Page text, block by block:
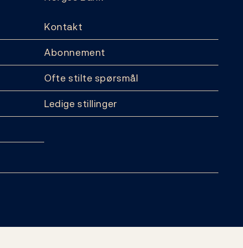
Kontakt
Abonnement
Ofte stilte spørsmål
Ledige stillinger